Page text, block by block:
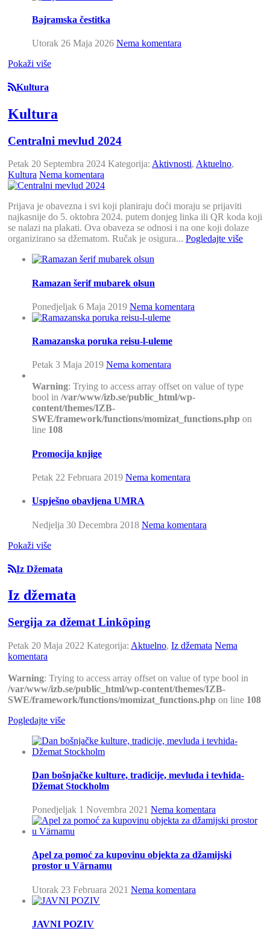
Bajramska čestitka
Utorak 26 Maja 2026 Nema komentara
Pokaži više
Kultura
Kultura
Centralni mevlud 2024
Petak 20 Septembra 2024 Kategorija: Aktivnosti, Aktuelno,
Kultura Nema komentara
Prijava je obavezna i svi koji planiraju doći moraju se prijaviti
najkasnije do 5. oktobra 2024. putem donjeg linka ili QR koda koji
se nalazi na plakati. Ova obaveza se odnosi i na one koji dolaze
organizirano sa džematom. Ručak je osigura... Pogledajte više
Ramazan šerif mubarek olsun
Ponedjeljak 6 Maja 2019 Nema komentara
Ramazanska poruka reisu-l-uleme
Petak 3 Maja 2019 Nema komentara
Warning: Trying to access array offset on value of type
bool in /var/www/izb.se/public_html/wp-
content/themes/IZB-
SWE/framework/functions/momizat_functions.php on
line 108
Promocija knjige
Petak 22 Februara 2019 Nema komentara
Uspješno obavljena UMRA
Nedjelja 30 Decembra 2018 Nema komentara
Pokaži više
Iz Džemata
Iz džemata
Sergija za džemat Linköping
Petak 20 Maja 2022 Kategorija: Aktuelno, Iz džemata Nema
komentara
Warning: Trying to access array offset on value of type bool in
/var/www/izb.se/public_html/wp-content/themes/IZB-
SWE/framework/functions/momizat_functions.php on line 108
Pogledajte više
Dan bošnjačke kulture, tradicije, mevluda i tevhida-
Džemat Stockholm
Ponedjeljak 1 Novembra 2021 Nema komentara
Apel za pomoć za kupovinu objekta za džamijski
prostor u Värnamu
Utorak 23 Februara 2021 Nema komentara
JAVNI POZIV